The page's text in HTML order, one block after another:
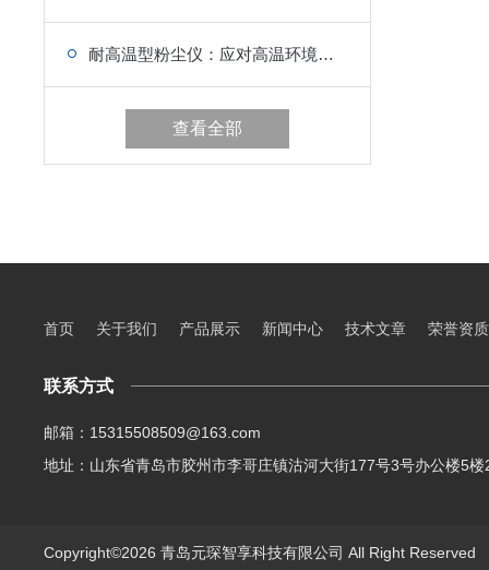
耐高温型粉尘仪：应对高温环境的粉尘监测设备
查看全部
首页 关于我们 产品展示 新闻中心 技术文章 荣誉资质
联系方式
邮箱：15315508509@163.com
地址：山东省青岛市胶州市李哥庄镇沽河大街177号3号办公楼5楼
Copyright©2026 青岛元琛智享科技有限公司 All Right